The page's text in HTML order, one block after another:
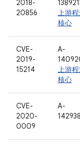
2018-
20856
上游
核心
CVE-
2019-
15214
A-
上游
核心
CVE-
2020-
0009
A-